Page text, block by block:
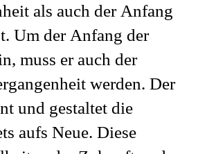
als auch der Anfang
Um der Anfang der
muss er auch der
werden. Der
und gestaltet die
aufs Neue. Diese